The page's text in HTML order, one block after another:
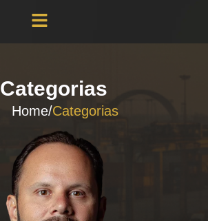
Categorias
Home/Categorias